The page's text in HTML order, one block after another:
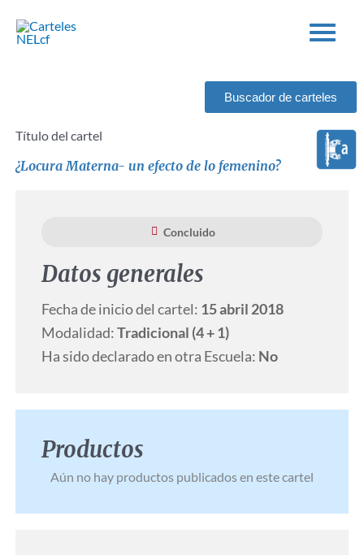
Buscador de carteles
Título del cartel
¿Locura Materna- un efecto de lo femenino?
Concluido
Datos generales
Fecha de inicio del cartel: 15 abril 2018
Modalidad:Tradicional (4 + 1)
Ha sido declarado en otra Escuela: No
Productos
Aún no hay productos publicados en este cartel